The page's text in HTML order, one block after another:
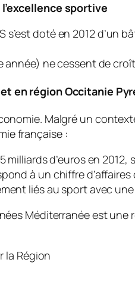
l’excellence sportive
s’est doté en 2012
ne cessent de
en région Occitanie
Malgré un
française :
d’euros en
à un chiffre d’affaires
liés au sport avec
Méditerranée est
la Région